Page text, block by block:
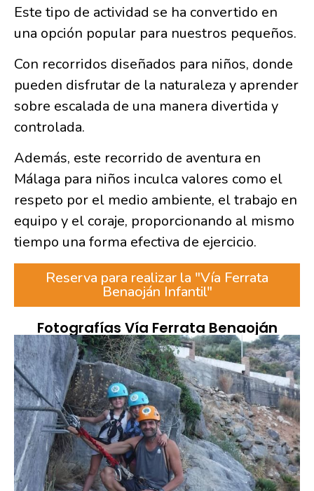
Este tipo de actividad se ha convertido en
una opción popular para nuestros pequeños.
Con recorridos diseñados para niños, donde
pueden disfrutar de la naturaleza y aprender
sobre escalada de una manera divertida y
controlada.
Además, este recorrido de aventura en
Málaga para niños inculca valores como el
respeto por el medio ambiente, el trabajo en
equipo y el coraje, proporcionando al mismo
tiempo una forma efectiva de ejercicio.
Reserva para realizar la "Vía Ferrata
Benaoján Infantil"
Fotografías Vía Ferrata Benaoján